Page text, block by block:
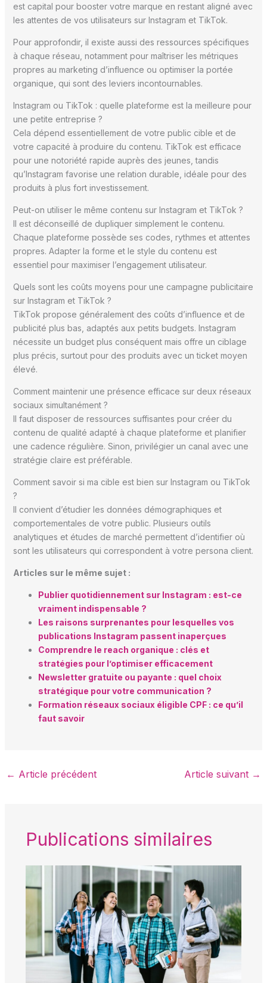
est capital pour booster votre marque en restant aligné avec
les attentes de vos utilisateurs sur Instagram et TikTok.
Pour approfondir, il existe aussi des ressources spécifiques
à chaque réseau, notamment pour maîtriser les métriques
propres au marketing d’influence ou optimiser la portée
organique, qui sont des leviers incontournables.
Instagram ou TikTok : quelle plateforme est la meilleure pour
une petite entreprise ?
Cela dépend essentiellement de votre public cible et de
votre capacité à produire du contenu. TikTok est efficace
pour une notoriété rapide auprès des jeunes, tandis
qu’Instagram favorise une relation durable, idéale pour des
produits à plus fort investissement.
Peut-on utiliser le même contenu sur Instagram et TikTok ?
Il est déconseillé de dupliquer simplement le contenu.
Chaque plateforme possède ses codes, rythmes et attentes
propres. Adapter la forme et le style du contenu est
essentiel pour maximiser l’engagement utilisateur.
Quels sont les coûts moyens pour une campagne publicitaire
sur Instagram et TikTok ?
TikTok propose généralement des coûts d’influence et de
publicité plus bas, adaptés aux petits budgets. Instagram
nécessite un budget plus conséquent mais offre un ciblage
plus précis, surtout pour des produits avec un ticket moyen
élevé.
Comment maintenir une présence efficace sur deux réseaux
sociaux simultanément ?
Il faut disposer de ressources suffisantes pour créer du
contenu de qualité adapté à chaque plateforme et planifier
une cadence régulière. Sinon, privilégier un canal avec une
stratégie claire est préférable.
Comment savoir si ma cible est bien sur Instagram ou TikTok
?
Il convient d’étudier les données démographiques et
comportementales de votre public. Plusieurs outils
analytiques et études de marché permettent d’identifier où
sont les utilisateurs qui correspondent à votre persona client.
Articles sur le même sujet :
Publier quotidiennement sur Instagram : est-ce
vraiment indispensable ?
Les raisons surprenantes pour lesquelles vos
publications Instagram passent inaperçues
Comprendre le reach organique : clés et
stratégies pour l’optimiser efficacement
Newsletter gratuite ou payante : quel choix
stratégique pour votre communication ?
Formation réseaux sociaux éligible CPF : ce qu’il
faut savoir
← Article précédent Article suivant →
Publications similaires